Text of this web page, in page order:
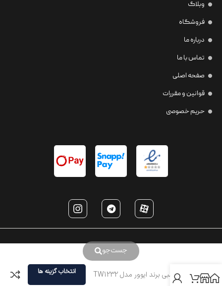
جست‌جو
وبلاگ
فروشگاه
درباره ما
تماس با ما
صفحه اصلی
قوانین و مقررات
حریم خصوصی
عینک طبی برند ایوور مدل TW1232 انتخاب گزینه ها